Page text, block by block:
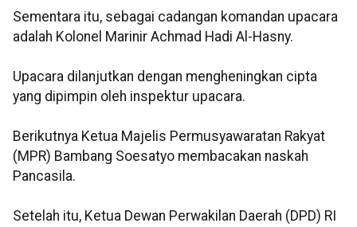
Sementara itu, sebagai cadangan komandan upacara
adalah Kolonel Marinir Achmad Hadi Al-Hasny.
Upacara dilanjutkan dengan mengheningkan cipta
yang dipimpin oleh inspektur upacara.
Berikutnya Ketua Majelis Permusyawaratan Rakyat
(MPR) Bambang Soesatyo membacakan naskah
Pancasila.
Setelah itu, Ketua Dewan Perwakilan Daerah (DPD) RI